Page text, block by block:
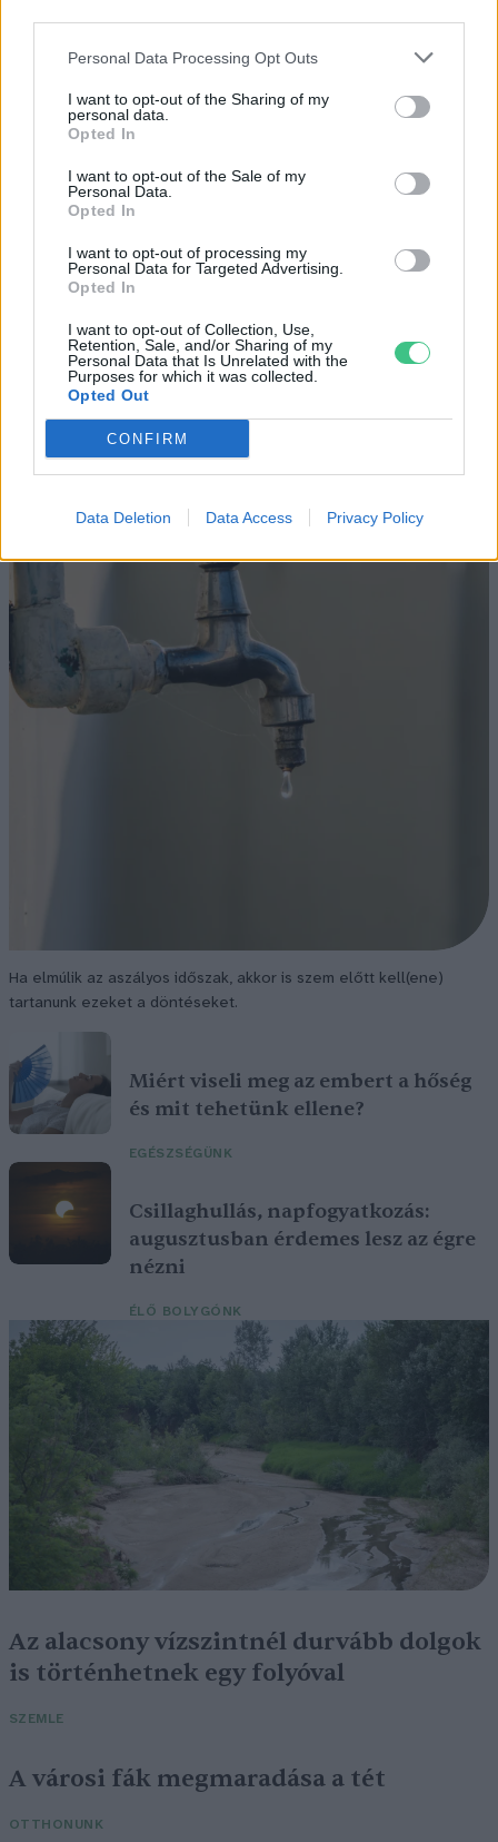
Personal Data Processing Opt Outs
I want to opt-out of the Sharing of my
personal data.
Opted In
I want to opt-out of the Sale of my
Personal Data.
Opted In
I want to opt-out of processing my
Personal Data for Targeted Advertising.
Opted In
I want to opt-out of Collection, Use,
Retention, Sale, and/or Sharing of my
Personal Data that Is Unrelated with the
Purposes for which it was collected.
Opted Out
CONFIRM
Data Deletion Data Access Privacy Policy
„Mindegy már, hogy milyen
víz, csak víz legyen” |
Holnapután
Greendex 55:58
A
Greendex
Negatív vízállások,
vízkorlátozások: miképp
takarékoskodhatsz a vízzel?
ÉLŐ BOLYGÓNK Granát-Galló Tímea
Ha elmúlik az aszályos időszak, akkor is szem előtt kell(ene)
tartanunk ezeket a döntéseket.
Miért viseli meg az embert a hőség
és mit tehetünk ellene?
EGÉSZSÉGÜNK
Csillaghullás, napfogyatkozás:
augusztusban érdemes lesz az égre
nézni
ÉLŐ BOLYGÓNK
Az alacsony vízszintnél durvább dolgok
is történhetnek egy folyóval
SZEMLE
A városi fák megmaradása a tét
OTTHONUNK